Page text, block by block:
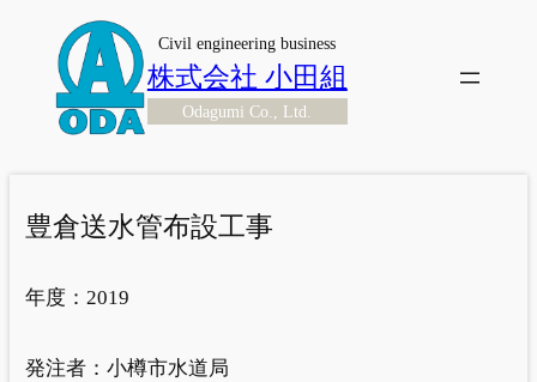
プ
Civil engineering business
株式会社 小田組
Odagumi Co., Ltd.
豊倉送水管布設工事
年度： 2019
発注者：小樽市水道局